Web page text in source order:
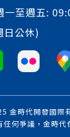
一至週五:
公休)
金時代開發國際
任何爭議，金時代